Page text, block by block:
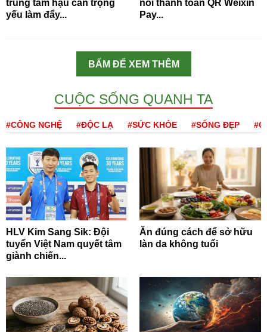
trung tâm hậu cần trọng
yếu làm đẩy...
nối thanh toán QR Weixin
Pay...
BẤM ĐỂ XEM THÊM
CUỘC SỐNG QUANH TA
#CÔNG NGHỆ #ĐỘC LẠ #SỨC KHỎE #SỐNG ĐẸP
HLV Kim Sang Sik: Đội
tuyển Việt Nam quyết tâm
giành chiến...
Ăn đúng cách để sở hữu
làn da không tuổi